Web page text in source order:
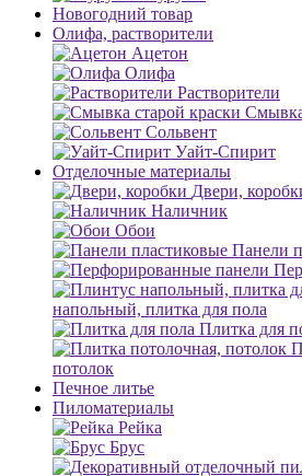
Новогодний товар
Олифа, растворители
Ацетон
Олифа
Растворители
Сольвент
Уайт-Спирит
Отделочные материалы
Двери,
Наличник
Обои
Панели
напольный, плитка для пола
Плитка для
потолок
Печное литье
Пиломатериалы
Рейка
Брус